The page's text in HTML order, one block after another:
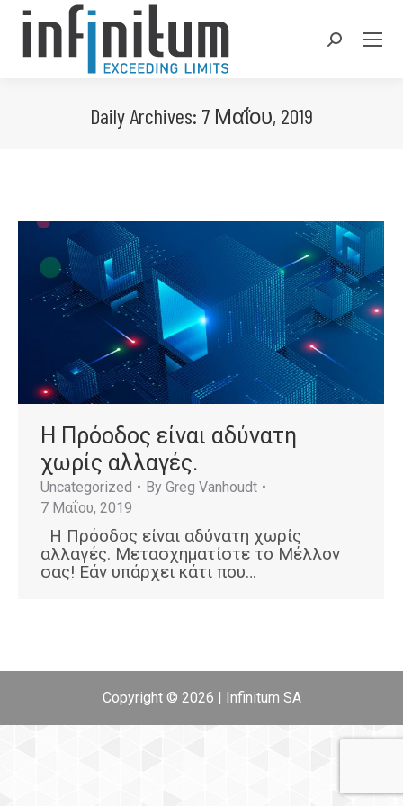
Search:
Daily Archives: 7 Μαΐου, 2019
Η Πρόοδος είναι αδύνατη
χωρίς αλλαγές.
Uncategorized By Greg Vanhoudt
7 Μαΐου, 2019
Η Πρόοδος είναι αδύνατη χωρίς
αλλαγές. Μετασχηματίστε το Μέλλον
σας! Εάν υπάρχει κάτι που…
Copyright © 2026 | Infinitum SA